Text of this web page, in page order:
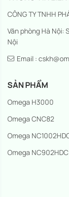
CÔNG TY TNHH
Văn phòng Hà Nội:
Nội
Email :
SẢN PHẨM
Omega H3000
Omega CNC82
Omega
Omega NC902HDC